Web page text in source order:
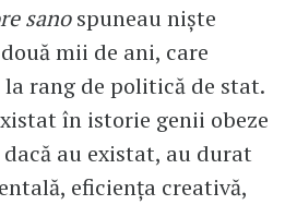
sanospuneau niște
mii de ani, care
rang de politică de stat.
în istorie genii obeze
au existat, au durat
eficiența creativă,